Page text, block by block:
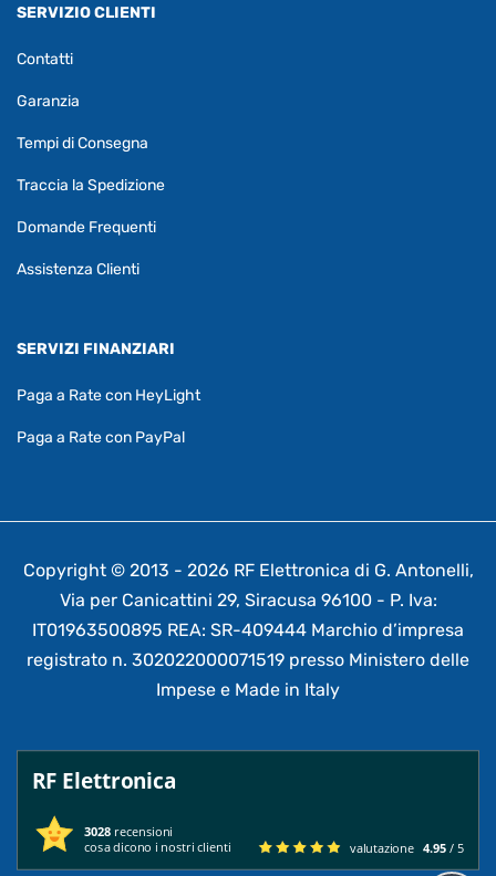
SERVIZIO CLIENTI
Contatti
Garanzia
Tempi di Consegna
Traccia la Spedizione
Domande Frequenti
Assistenza Clienti
SERVIZI FINANZIARI
Paga a Rate con HeyLight
Paga a Rate con PayPal
Copyright © 2013 - 2026 RF Elettronica di G. Antonelli,
Via per Canicattini 29, Siracusa 96100 - P. Iva:
IT01963500895 REA: SR-409444 Marchio d’impresa
registrato n. 302022000071519 presso Ministero delle
Impese e Made in Italy
RF Elettronica
3028 recensioni
cosa dicono i nostri clienti
valutazione 4.95 / 5